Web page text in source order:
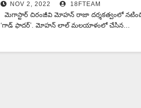
NOV 2, 2022 18FTEAM
మెగాస్టార్‌ చిరంజీవి మోహన్ రాజా దర్శకత్వంలో
‘గాడ్‌ ఫాదర్‌’. మోహన్ లాల్ మలయాళంలో చేసిన…